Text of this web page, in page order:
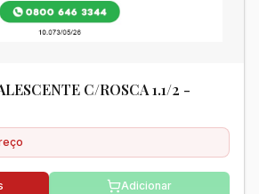
C/ROSCA 1.1/2 -
Adicionar